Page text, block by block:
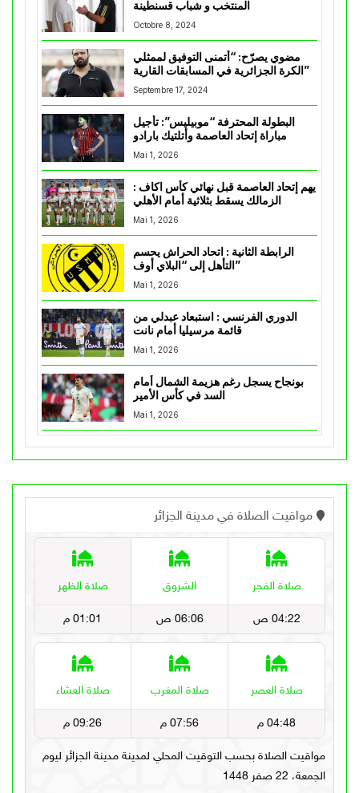
المنتخب و شباب قسنطينة
Octobre 8, 2024
مضوي يصرّح: “أتمنى التوفيق لممثلي
الكرة الجزائرية في المسابقات القارية”
Septembre 17, 2024
البطولة المحترفة “موبيليس”: تأجيل
مباراة إتحاد العاصمة وأتلتيك بارادو
Mai 1, 2026
يهم إتحاد العاصمة قبل نهائي كأس اكاف :
Mai 1, 2026
الرابطة الثانية : اتحاد الحراش يحسم
التأهل إلى “البلاي أوف”
Mai 1, 2026
الدوري الفرنسي : استبعاد عبدلي من
قائمة مرسيليا أمام نانت
Mai 1, 2026
بونجاح يسجل رغم هزيمة الشمال أمام
السد في كأس الأمير
Mai 1, 2026